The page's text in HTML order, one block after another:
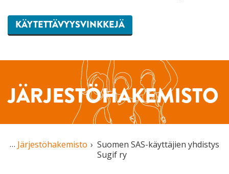
KÄYTETTÄVYYSVINKKEJÄ
JÄRJESTÖHAKEMISTO
Järjestöhakemisto
Suomen SAS-käyttäjien yhdistys
Sugif ry